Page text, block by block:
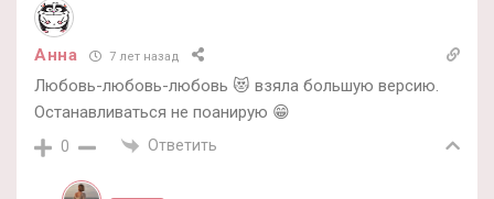
Анна 7 лет назад
Любовь-любовь-любовь 😻 взяла большую версию.
Останавливаться не поанирую 😁
0 Ответить